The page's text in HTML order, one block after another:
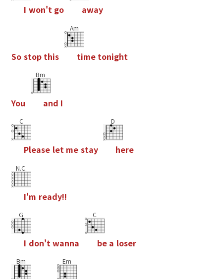
I won't go away
So stop this
Am
time tonight
You
Bm
and I
C
Please let me stay
D
here
N.C.
I'm ready!!
G
I don'twanna
C
be a loser
Bm Em